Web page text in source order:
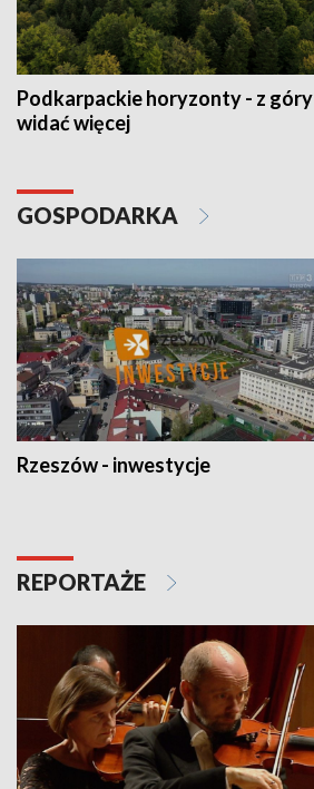
Podkarpackie horyzonty - z góry
widać więcej
GOSPODARKA
Rzeszów - inwestycje
REPORTAŻE